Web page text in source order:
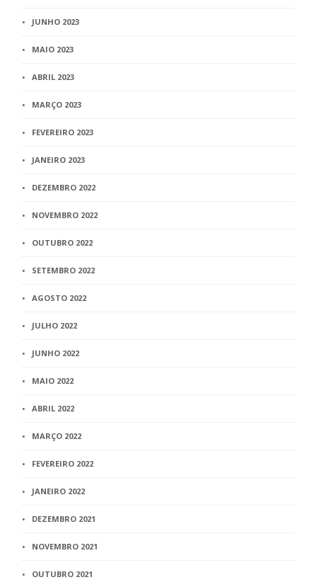
JUNHO 2023
MAIO 2023
ABRIL 2023
MARÇO 2023
FEVEREIRO 2023
JANEIRO 2023
DEZEMBRO 2022
NOVEMBRO 2022
OUTUBRO 2022
SETEMBRO 2022
AGOSTO 2022
JULHO 2022
JUNHO 2022
MAIO 2022
ABRIL 2022
MARÇO 2022
FEVEREIRO 2022
JANEIRO 2022
DEZEMBRO 2021
NOVEMBRO 2021
OUTUBRO 2021